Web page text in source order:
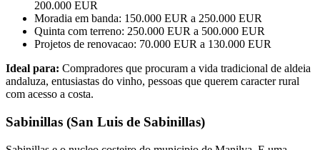
200.000 EUR
Moradia em banda: 150.000 EUR a 250.000 EUR
Quinta com terreno: 250.000 EUR a 500.000 EUR
Projetos de renovacao: 70.000 EUR a 130.000 EUR
Ideal para: Compradores que procuram a vida tradicional de aldeia
andaluza, entusiastas do vinho, pessoas que querem caracter rural
com acesso a costa.
Sabinillas (San Luis de Sabinillas)